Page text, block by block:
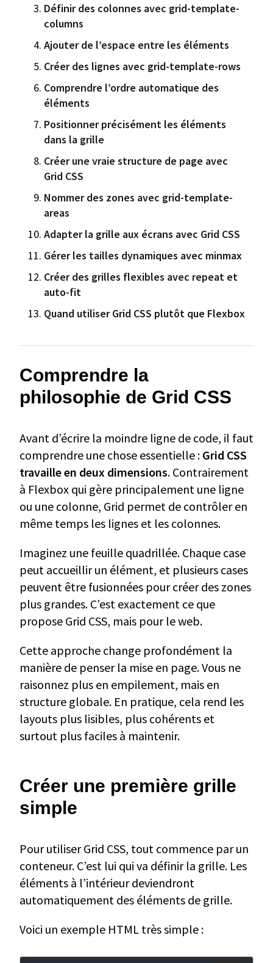
Définir des colonnes avec grid-template-
columns
Ajouter de l’espace entre les éléments
Créer des lignes avec grid-template-rows
Comprendre l’ordre automatique des
éléments
Positionner précisément les éléments
dans la grille
Créer une vraie structure de page avec
Grid CSS
Nommer des zones avec grid-template-
areas
Adapter la grille aux écrans avec Grid CSS
Gérer les tailles dynamiques avec minmax
Créer des grilles flexibles avec repeat et
auto-fit
Quand utiliser Grid CSS plutôt que Flexbox
Comprendre la
philosophie de Grid CSS
Avant d’écrire la moindre ligne de code, il faut
comprendre une chose essentielle : Grid CSS
travaille en deux dimensions. Contrairement
à Flexbox qui gère principalement une ligne
ou une colonne, Grid permet de contrôler en
même temps les lignes et les colonnes.
Imaginez une feuille quadrillée. Chaque case
peut accueillir un élément, et plusieurs cases
peuvent être fusionnées pour créer des zones
plus grandes. C’est exactement ce que
propose Grid CSS, mais pour le web.
Cette approche change profondément la
manière de penser la mise en page. Vous ne
raisonnez plus en empilement, mais en
structure globale. En pratique, cela rend les
layouts plus lisibles, plus cohérents et
surtout plus faciles à maintenir.
Créer une première grille
simple
Pour utiliser Grid CSS, tout commence par un
conteneur. C’est lui qui va définir la grille. Les
éléments à l’intérieur deviendront
automatiquement des éléments de grille.
Voici un exemple HTML très simple :